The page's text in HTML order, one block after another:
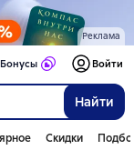
Реклама
Найти
Бонусы Войти
Скидки